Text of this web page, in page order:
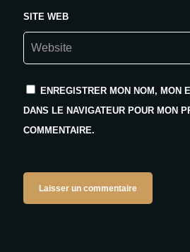
SITE WEB
ENREGISTRER MON NOM, MON
DANS LE NAVIGATEUR POUR MON
COMMENTAIRE.